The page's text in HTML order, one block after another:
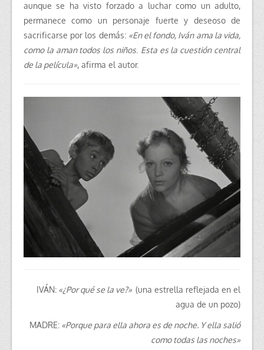
aunque se ha visto forzado a luchar como un adulto,
permanece como un personaje fuerte y deseoso de
sacrificarse por los demás: «En el fondo, Iván ama la vida,
como la aman todos los niños Esta es la cuestión central
de la película», afirma el autor.
IVÁN: «¿Por qué se la ve?» (una estrella reflejada en el
agua de un pozo)
MADRE: «Porque para ella ahora es de noche. Y ella salió
como todas las noches»